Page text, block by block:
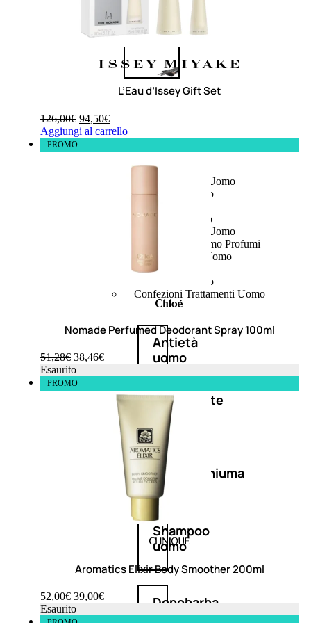
Detergente Viso Uomo
Dopobarba Uomo
Anticaduta Uomo
Contorno Occhi Uomo
Bagnodoccia Uomo Profumi
Docciaschiuma Uomo
Corpo Uomo
Deodoranti Uomo
Confezioni Trattamenti Uomo
Antietà
uomo
Detergente
viso
uomo
Docciaschiuma
uomo
Shampoo
uomo
Dopobarba
L’Eau d’Issey Gift Set
126,00€ 94,50€
Aggiungi al carrello
PROMO
Nomade Perfumed Deodorant Spray 100ml
51,28€ 38,46€
Esaurito
PROMO
Aromatics Elixir Body Smoother 200ml
52,00€ 39,00€
Esaurito